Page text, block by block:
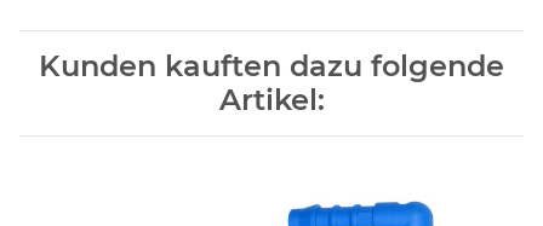
Kunden kauften dazu folgende
Artikel: